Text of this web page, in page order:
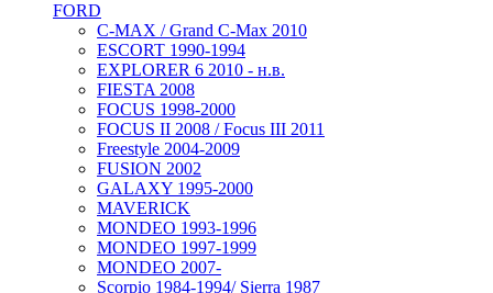
FORD
C-MAX / Grand C-Max 2010
ESCORT 1990-1994
EXPLORER 6 2010 - н.в.
FIESTA 2008
FOCUS 1998-2000
FOCUS II 2008 / Focus III 2011
Freestyle 2004-2009
FUSION 2002
GALAXY 1995-2000
MAVERICK
MONDEO 1993-1996
MONDEO 1997-1999
MONDEO 2007-
Scorpio 1984-1994/ Sierra 1987